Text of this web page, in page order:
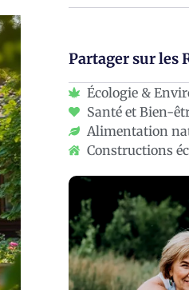
Partager sur les
Écologie &
Santé et Bien-
Alimentation
Constructions